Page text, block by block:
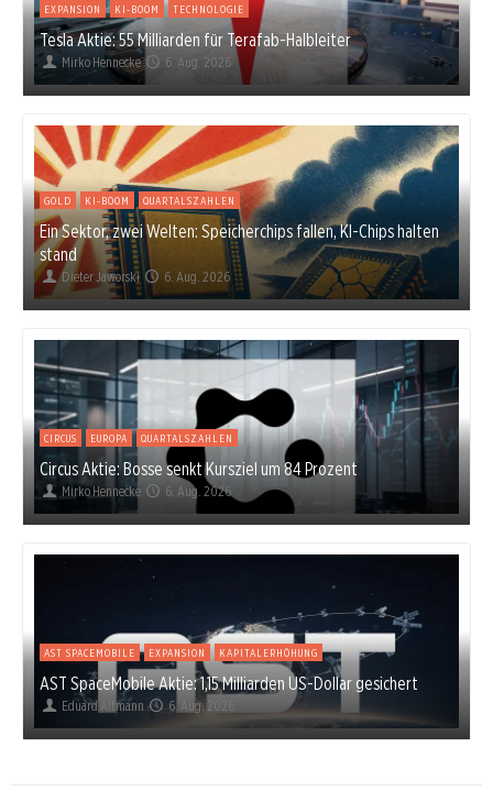
EXPANSION KI-BOOM TECHNOLOGIE
Tesla Aktie: 55 Milliarden für Terafab-Halbleiter
Mirko Hennecke 6. Aug. 2026
GOLD KI-BOOM QUARTALSZAHLEN
Ein Sektor, zwei Welten: Speicherchips fallen, KI-Chips halten
stand
Dieter Jaworski 6. Aug. 2026
CIRCUS EUROPA QUARTALSZAHLEN
Circus Aktie: Bosse senkt Kursziel um 84 Prozent
Mirko Hennecke 6. Aug. 2026
AST SPACEMOBILE EXPANSION KAPITALERHÖHUNG
AST SpaceMobile Aktie: 1,15 Milliarden US-Dollar gesichert
Eduard Altmann 6. Aug. 2026